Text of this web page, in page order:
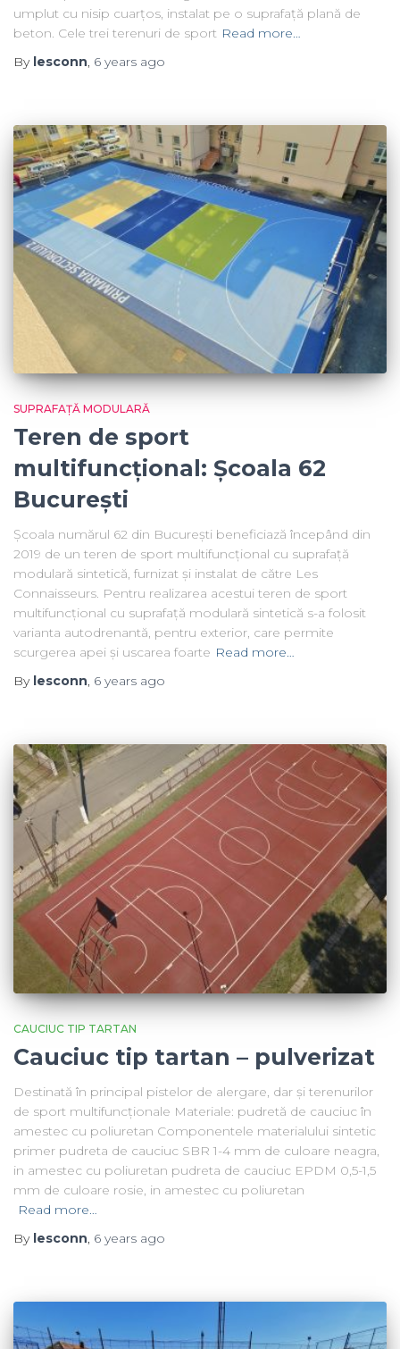
umplut cu nisip cuarțos, instalat pe o suprafață plană de
beton. Cele trei terenuri de sport Read more…
By lesconn, 6 years ago
SUPRAFAȚĂ MODULARĂ
Teren de sport
multifuncțional: Școala 62
București
Școala numărul 62 din București beneficiază începând din
2019 de un teren de sport multifuncțional cu suprafață
modulară sintetică, furnizat și instalat de către Les
Connaisseurs. Pentru realizarea acestui teren de sport
multifuncțional cu suprafață modulară sintetică s-a folosit
varianta autodrenantă, pentru exterior, care permite
scurgerea apei și uscarea foarte Read more…
By lesconn, 6 years ago
CAUCIUC TIP TARTAN
Cauciuc tip tartan – pulverizat
Destinată în principal pistelor de alergare, dar și terenurilor
de sport multifuncționale Materiale: pudretă de cauciuc în
amestec cu poliuretan Componentele materialului sintetic
primer pudreta de cauciuc SBR 1-4 mm de culoare neagra,
in amestec cu poliuretan pudreta de cauciuc EPDM 0,5-1,5
mm de culoare rosie, in amestec cu poliuretan
Read more…
By lesconn, 6 years ago